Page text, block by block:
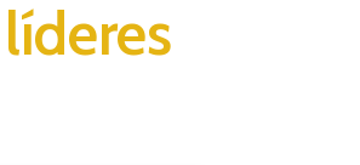
líderes